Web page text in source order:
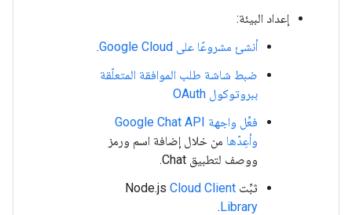
إعداد البيئة:
أنشئ مشروعًا على Google Cloud
.
ضبط شاشة طلب الموافقة المتعلّقة
ببروتوكول OAuth
فعِّل واجهة Google Chat API
وأعِدّها من خلال إضافة اسم ورمز
ووصف لتطبيق Chat.
ثبِّت Node.js Cloud Client
Library
.